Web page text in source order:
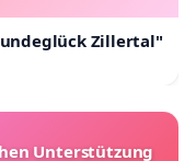
Zillertal"
Unterstützung